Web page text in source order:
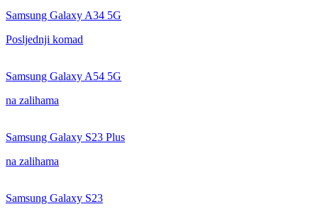
Samsung Galaxy A34 5G
Posljednji komad
Samsung Galaxy A54 5G
na zalihama
Samsung Galaxy S23 Plus
na zalihama
Samsung Galaxy S23